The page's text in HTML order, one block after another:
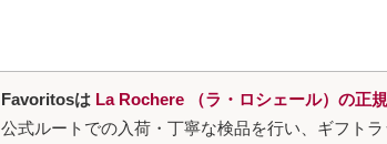
Favoritosは La Rochere （ラ・ロシェール）の正
公式ルートでの入荷・丁寧な検品を行い、ギフトラ